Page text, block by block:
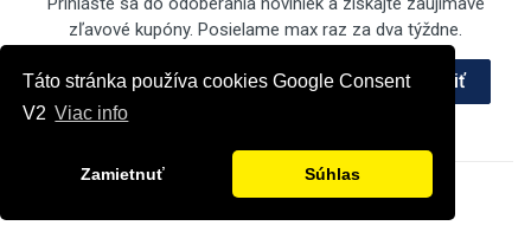
Táto stránka používa cookies Google Consent
V2 Viac info
Zamietnuť Súhlas
zľavové kupóny. Posielame max raz za dva týždne.
Emailová adresa Prihlásiť
Powered byec2pro.eu